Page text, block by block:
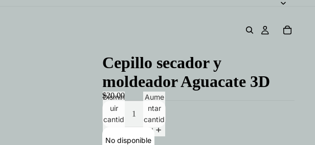
Cepillo secador y
moldeador Aguacate 3D
$20.00
Dismin
uir
cantid
Aume
ntar
cantid
ad
No disponible